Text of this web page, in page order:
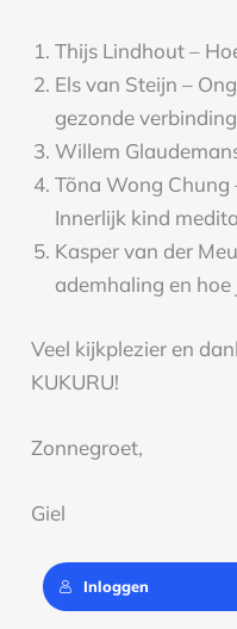
Thijs Lindhout –
Els van Steijn –
gezonde
Willem
Tõna Wong Chung
Innerlijk kind
Kasper van der
ademhaling en
Veel kijkplezier en
KUKURU!
Zonnegroet,
Giel
Inloggen